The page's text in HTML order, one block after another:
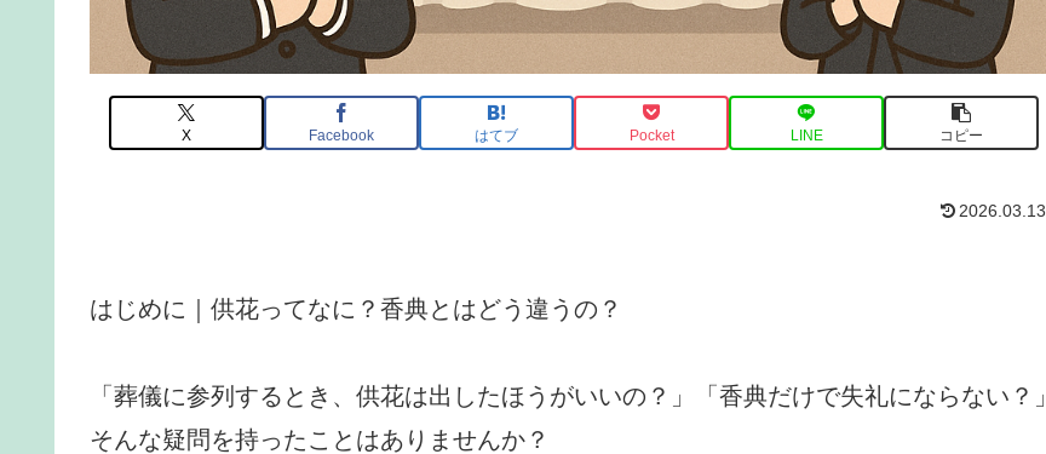
X Facebook はてブ Pocket LINE コピー
2026.03.13
はじめに｜供花ってなに？香典とはどう違うの？
「葬儀に参列するとき、供花は出したほうがいいの？」「香典だけで失礼にならない？」
そんな疑問を持ったことはありませんか？